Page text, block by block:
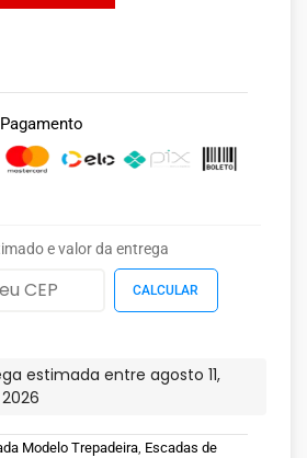
e valor da entrega
estimada entre agosto 11,
Modelo Trepadeira Escadas de